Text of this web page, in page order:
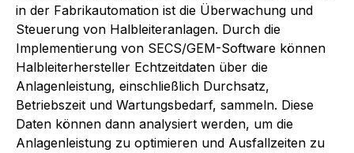
in der Fabrikautomation ist die Überwachung und
Steuerung von Halbleiteranlagen. Durch die
Implementierung von SECS/GEM-Software können
Halbleiterhersteller Echtzeitdaten über die
Anlagenleistung, einschließlich Durchsatz,
Betriebszeit und Wartungsbedarf, sammeln. Diese
Daten können dann analysiert werden, um die
Anlagenleistung zu optimieren und Ausfallzeiten zu